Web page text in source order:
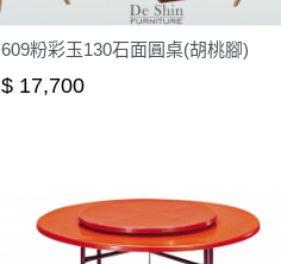
609粉彩玉130石面圓桌(胡桃腳)
$ 17,700